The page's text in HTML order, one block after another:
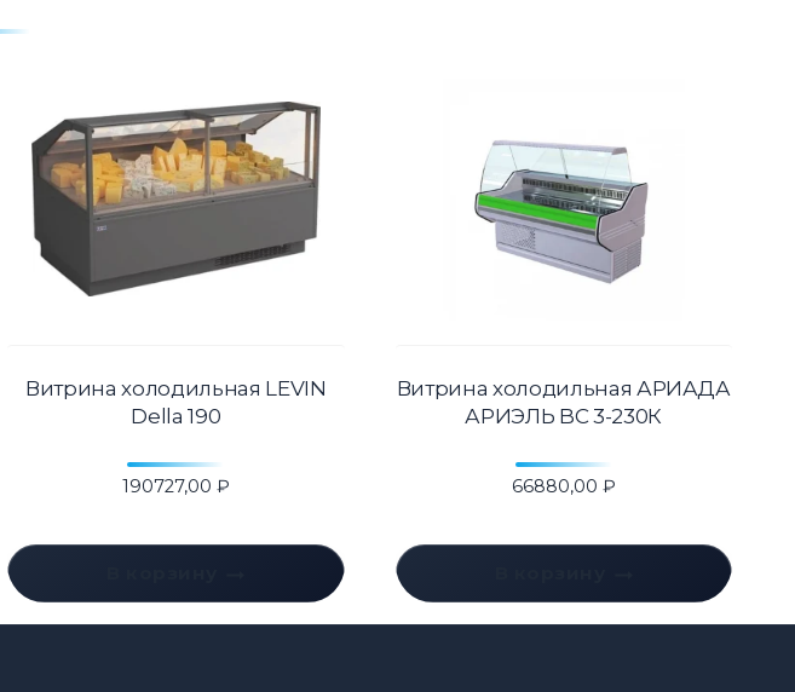
Витрина холодильная LEVIN
Della 190
190727,00 ₽
Витрина холодильная АРИАДА
АРИЭЛЬ BC 3-230К
66880,00 ₽